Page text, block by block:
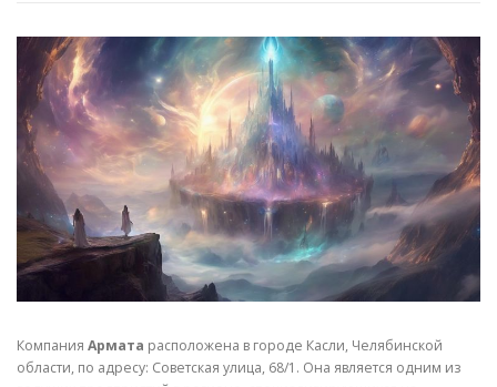
СВОЙСТВА МЕТАЛЛОВ СОРТА МЕТАЛЛОВ
СТАТЬИ
Компания Армата расположена в городе Касли, Челябинской
области, по адресу: Советская улица, 68/1. Она является одним из